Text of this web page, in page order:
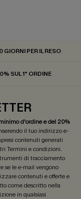
GIORNI PER IL RESO
SUL 1° ORDINE
d'ordine e del 20%
il tuo indirizzo e-
contenuti generati
Termini e condizioni.
di tracciamento
se le e-mail vengono
contenuti e offerte e
come descritto nella
in qualsiasi